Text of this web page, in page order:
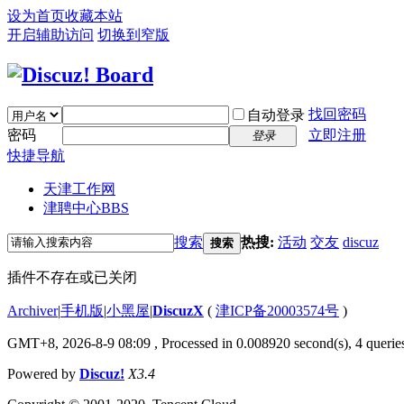
设为首页收藏本站
开启辅助访问 切换到窄版
自动登录 找回密码
密码
登录
立即注册
快捷导航
天津工作网
津聘中心BBS
搜索 搜索 热搜: 活动 交友 discuz
插件不存在或已关闭
Archiver|手机版|小黑屋|DiscuzX ( 津ICP备20003574号 )
GMT+8, 2026-8-9 08:09 , Processed in 0.008920 second(s), 4
Powered by Discuz! X3.4